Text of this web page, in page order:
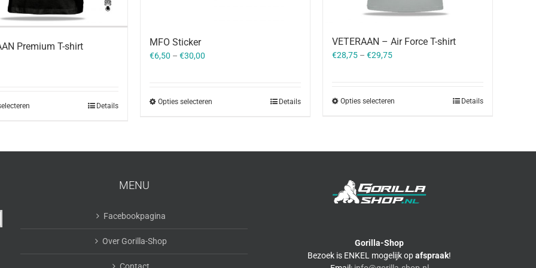
Premium T-shirt
Details
MFO Sticker
€6,50 – €30,00
Opties selecteren Details
VETERAAN – Air Force T-shirt
€28,75 – €29,75
Opties selecteren Details
MENU
Facebookpagina
Over Gorilla-Shop
Gorilla-Shop
Bezoek is ENKEL mogelijk opafspraak!